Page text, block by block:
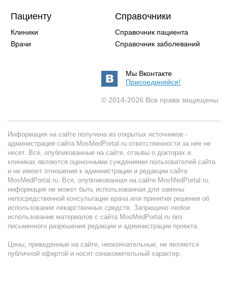
Пациенту
Клиники
Врачи
Справочники
Справочник пациента
Справочник заболеваний
Мы Вконтакте
Присоединяйся!
© 2014-2026 Все права защищены.
Информация на сайте получена из открытых источников -
администрация сайта MosMedPortal.ru ответственности за нее не
несет. Все, опубликованные на сайте, отзывы о докторах и
клиниках являются оценочными суждениями пользователей сайта
и не имеют отношения к администрации и редакции сайта
MosMedPortal.ru. Вся, опубликованная на сайте MosMedPortal.ru,
информация не может быть использованная для замены
непосредственной консультации врача или принятия решения об
использовании лекарственных средств. Запрещено любое
использование материалов с сайта MosMedPortal.ru без
письменного разрешения редакции и администрации проекта.
Цены, приведенные на сайте, неокончательные, не являются
публичной офертой и носят ознакомительный характер.